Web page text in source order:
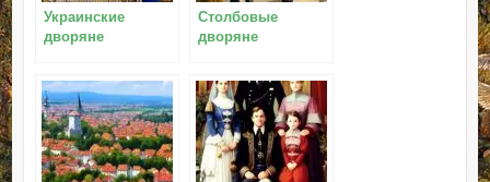
Украинские
дворяне
Столбовые
дворяне